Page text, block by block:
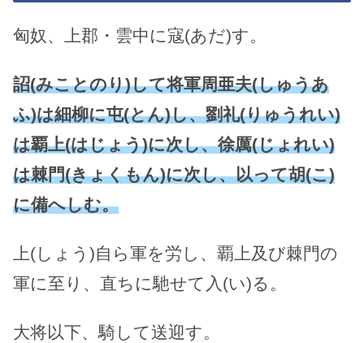
匈奴、上郡・雲中に寇(あだ)す。
詔(みことのり)して将軍周亜夫(しゅうあ
ふ)は細柳に屯(とん)し、劉礼(りゅうれい)
は覇上(はじょう)に次し、徐厲(じょれい)
は棘門(きょくもん)に次し、以って胡(こ)
に備へしむ。
上(しょう)自ら軍を労し、覇上及び棘門の
軍に至り、直ちに馳せて入(い)る。
大将以下、騎して送迎す。